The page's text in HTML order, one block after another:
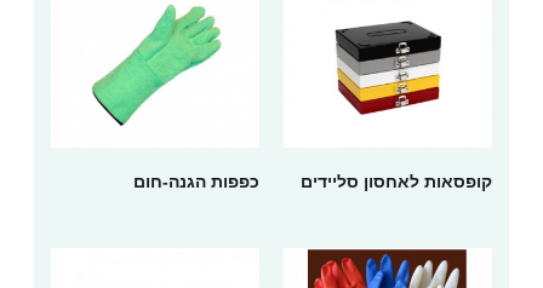
קופסאות לאחסון סליידים כפפות הגנה-חום